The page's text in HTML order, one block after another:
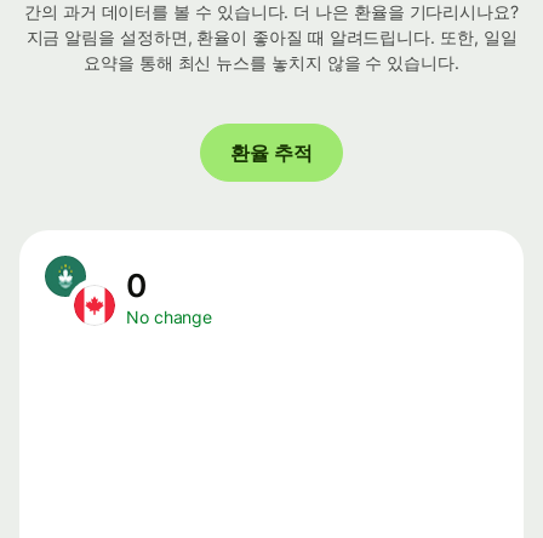
간의 과거 데이터를 볼 수 있습니다. 더 나은 환율을 기다리시나요?
지금 알림을 설정하면, 환율이 좋아질 때 알려드립니다. 또한, 일일
요약을 통해 최신 뉴스를 놓치지 않을 수 있습니다.
환율 추적
0
No change